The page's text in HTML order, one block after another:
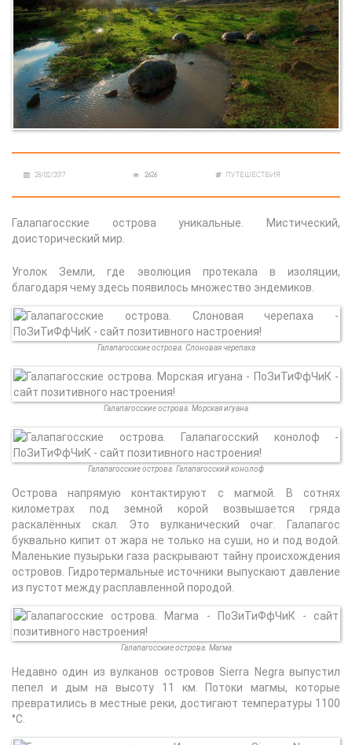
28/02/2017 2626 ПУТЕШЕСТВИЯ
Галапагосские острова уникальные. Мистический,
доисторический мир.
Уголок Земли, где эволюция протекала в изоляции,
благодаря чему здесь появилось множество эндемиков.
Галапагосские острова. Слоновая черепаха
Галапагосские острова. Морская игуана
Галапагосские острова. Галапагосский конолоф
Острова напрямую контактируют с магмой. В сотнях
километрах под земной корой возвышается гряда
раскалённых скал. Это вулканический очаг. Галапагос
буквально кипит от жара не только на суши, но и под водой.
Маленькие пузырьки газа раскрывают тайну происхождения
островов. Гидротермальные источники выпускают давление
из пустот между расплавленной породой.
Галапагосские острова. Магма
Недавно один из вулканов островов Sierra Negra выпустил
пепел и дым на высоту 11 км. Потоки магмы, которые
превратились в местные реки, достигают температуры 1100
°C.